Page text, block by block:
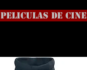
Peliculas de Cine